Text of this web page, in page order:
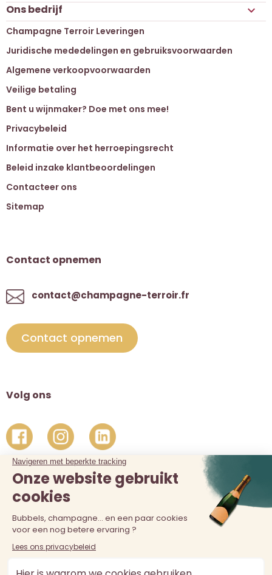
Ons bedrijf 
Champagne Terroir Leveringen
Juridische mededelingen en gebruiksvoorwaarden
Algemene verkoopvoorwaarden
Veilige betaling
Bent u wijnmaker? Doe met ons mee!
Privacybeleid
Informatie over het herroepingsrecht
Beleid inzake klantbeoordelingen
Contacteer ons
Sitemap
Contact opnemen
contact@champagne-terroir.fr
Contact opnemen
Volg ons